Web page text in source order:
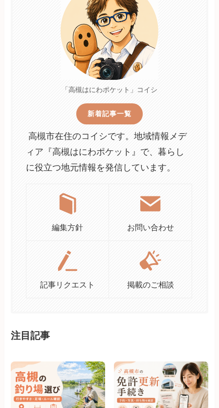
「高槻はにわポケット」コイシ
新着記事一覧
高槻市在住のコイシです。地域情報メデ
ィア『高槻はにわポケット』で、暮らし
に役立つ地元情報を発信しています。
編集方針 お問い合わせ
記事リクエスト 掲載のご相談
注目記事